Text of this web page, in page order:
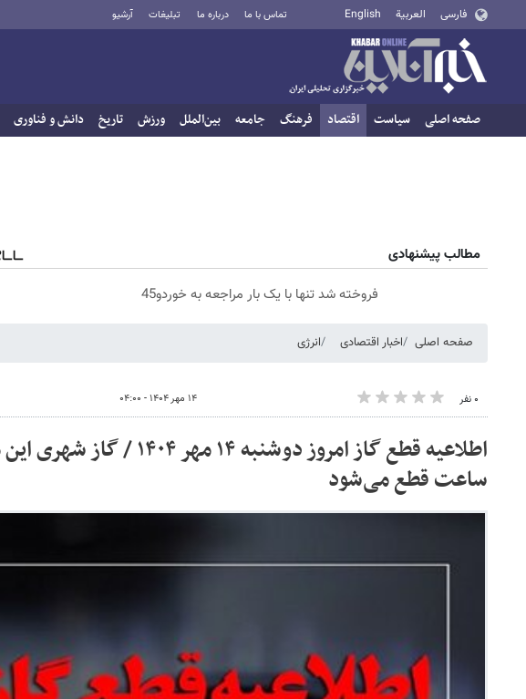
فارسی العربية English تماس با ما درباره ما تبلیغات آرشیو
صفحه اصلی سیاست اقتصاد فرهنگ جامعه بین‌الملل ورزش تاریخ دانش و فناوری
مطالب پیشنهادی
فروخته شد تنها با یک بار مراجعه به خوردو45
صفحه اصلی اخبار اقتصادی انرژی
۰ نفر ۱۴ مهر ۱۴۰۴ - ۰۴:۰۰
ساعت قطع می‌شود